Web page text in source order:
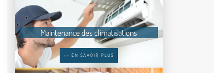
Maintenance des climatisations
>> EN SAVOIR PLUS